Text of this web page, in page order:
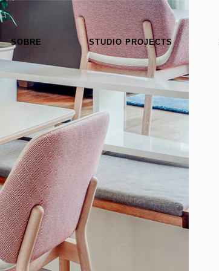
SOBRE STUDIO PROJECTS